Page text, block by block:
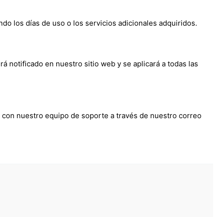
los días de uso o los servicios adicionales adquiridos.
notificado en nuestro sitio web y se aplicará a todas las
nuestro equipo de soporte a través de nuestro correo